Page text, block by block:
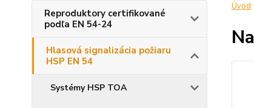
Reproduktory certifikované
podľa EN 54-24
Hlasová signalizácia požiaru
HSP EN 54
Systémy HSP TOA
Úvod